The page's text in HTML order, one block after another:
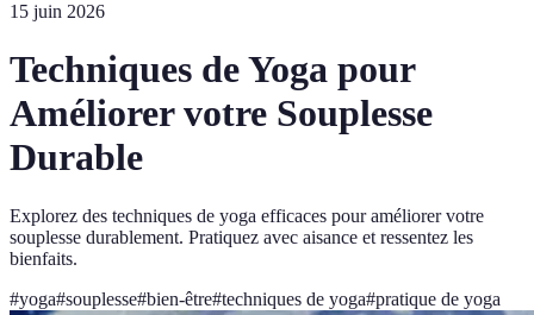
15 juin 2026
Techniques de Yoga pour
Améliorer votre Souplesse
Durable
Explorez des techniques de yoga efficaces pour améliorer votre
souplesse durablement. Pratiquez avec aisance et ressentez les
bienfaits.
#yoga#souplesse#bien-être#techniques de yoga#pratique de yoga